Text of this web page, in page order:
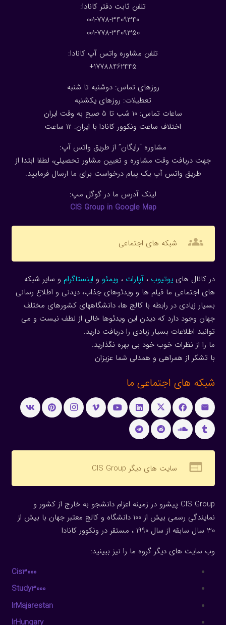
:تلفن ثابت دفتر کانادا
001-778-3409340
001-778-3409350
تلفن مشاوره واتس آپ کانادا:
17788462445+
روزهای تماس: دوشنبه تا شنبه
تعطیلات: روزهای یکشنبه
ساعات تماس: 10 شب تا 5 صبح به وقت ایران
اختلاف ساعت ونکوور کانادا با ایران: 1 2 ساعت
مشاوره “رایگان” از طریق واتس آپ:
جهت دریافت وقت مشاوره و تعیین مشاور تحصیلی، لطفا ابتدا از
طریق واتس آپ یک پیام درخواست برای ما ارسال فرمایید.
لینک آدرس ما در گوگل مپ:
CIS Group in Google Map
groups شبکه های اجتماعی
در کانال هاییوتیوب ، آپارات ، ویمئو و اینستاگرام و سایر شبکه
های اجتماعی ما فیلم ها و ویدئوهای جذاب، دیدنی و اطلاع رسانی
بسیار زیادی در رابطه با کالج ها، دانشگاههای کشورهای مختلف
جهان وجود دارد که دیدن این ویدئوها خالی از لطف نیست و می
توانید اطلاعات بسیار زیادی را دریافت دارید.
ما را از نظرات خوب خود بی بهره نگذارید.
با تشکر از همراهی و همدلی شما عزیزان
شبکه های اجتماعی ما
web سایت های دیگر CIS Group
CIS Group پیشرو در زمینه اعزام دانشجو به خارج از کشور و
نمایندگی رسمی بیش از 100 دانشگاه و کالج معتبر جهان با بیش از
30 سال سابقه از سال 1990 ، مستقر در ونکوور کانادا
وب سایت های دیگر گروه ما را نیز ببینید:
Cis3000
Study3000
IrMajarestan
IrHungary